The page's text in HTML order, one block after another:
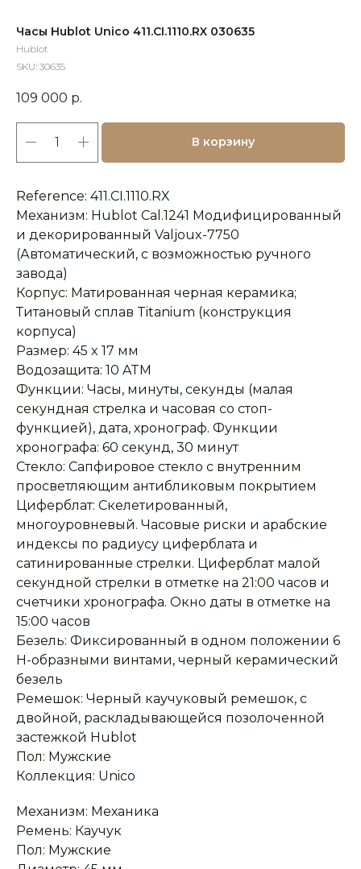
Часы Hublot Unico 411.CI.1110.RX 030635
Hublot
SKU: 30635
109 000 р.
В корзину
Reference: 411.CI.1110.RX
Механизм: Hublot Cal.1241 Модифицированный
и декорированный Valjoux-7750
(Автоматический, с возможностью ручного
завода)
Корпус: Матированная черная керамика;
Титановый сплав Titanium (конструкция
корпуса)
Размер: 45 x 17 мм
Водозащита: 10 ATM
Функции: Часы, минуты, секунды (малая
секундная стрелка и часовая со стоп-
функцией), дата, хронограф. Функции
хронографа: 60 секунд, 30 минут
Стекло: Сапфировое стекло с внутренним
просветляющим антибликовым покрытием
Циферблат: Скелетированный,
многоуровневый. Часовые риски и арабские
индексы по радиусу циферблата и
сатинированные стрелки. Циферблат малой
секундной стрелки в отметке на 21:00 часов и
счетчики хронографа. Окно даты в отметке на
15:00 часов
Безель: Фиксированный в одном положении 6
Н-образными винтами, черный керамический
безель
Ремешок: Черный каучуковый ремешок, с
двойной, раскладывающейся позолоченной
застежкой Hublot
Пол: Мужские
Коллекция: Unico
Механизм: Механика
Ремень: Каучук
Пол: Мужские
Оплата при получении
Заказ опласивается
после примерки и
осмотра товара
Подробная
Сервисное
На все товары
распространяется